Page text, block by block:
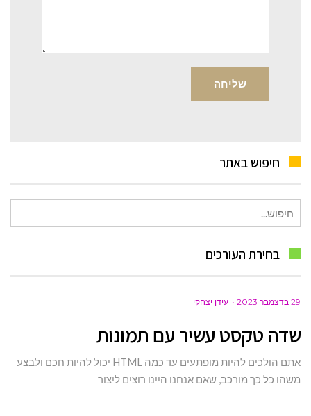
חיפוש באתר
עבור:
בחירת העורכים
29 בדצמבר 2023 עידן יצחקי
שדה טקסט עשיר עם תמונות
אתם הולכים להיות מופתעים עד כמה HTML יכול להיות חכם ולבצע
משהו כל כך מורכב, שאם אנחנו היינו רוצים ליצור